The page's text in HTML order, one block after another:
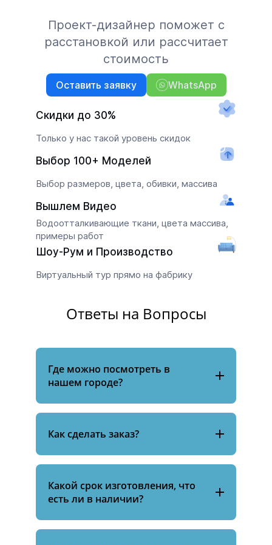
Проект-дизайнер поможет с
расстановкой или рассчитает
стоимость
Оставить заявку WhatsApp
Скидки до 30%
Только у нас такой уровень скидок
Выбор 100+ Моделей
Выбор размеров, цвета, обивки, массива
Вышлем Видео
Водоотталкивающие ткани, цвета массива,
примеры работ
Шоу-Рум и Производство
Виртуальный тур прямо на фабрику
Ответы на Вопросы
Где можно посмотреть в
нашем городе?
Как сделать заказ?
Какой срок изготовления, что
есть ли в наличии?